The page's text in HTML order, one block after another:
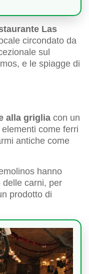
Las
circondato da
sul
e le spiagge di
alla griglia con un
come ferri
antiche come
hanno
delle carni, per
prodotto di